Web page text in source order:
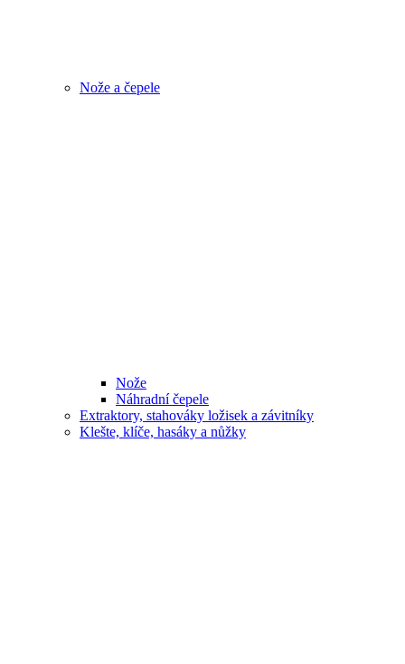
Nože a čepele
Nože
Náhradní čepele
Extraktory, stahováky ložisek a závitníky
Klešte, klíče, hasáky a nůžky